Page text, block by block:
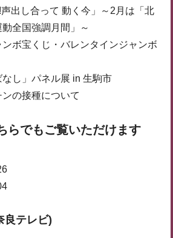
声出し合って 動く今」～2月は「北
全国強調月間」～
ボ宝くじ・バレンタインジャンボ
なし」パネル展 in 生駒市
の接種について
らでもご覧いただけます
良テレビ)